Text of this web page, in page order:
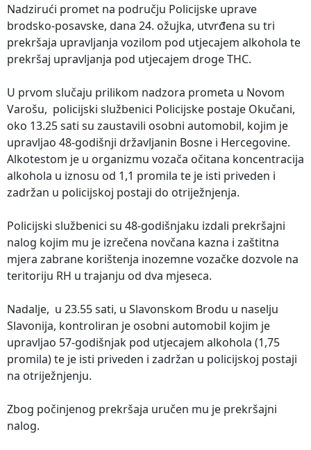
Nadzirući promet na području Policijske uprave
brodsko-posavske, dana 24. ožujka, utvrđena su tri
prekršaja upravljanja vozilom pod utjecajem alkohola te
prekršaj upravljanja pod utjecajem droge THC.
U prvom slučaju prilikom nadzora prometa u Novom
Varošu, policijski službenici Policijske postaje Okučani,
oko 13.25 sati su zaustavili osobni automobil, kojim je
upravljao 48-godišnji državljanin Bosne i Hercegovine.
Alkotestom je u organizmu vozača očitana koncentracija
alkohola u iznosu od 1,1 promila te je isti priveden i
zadržan u policijskoj postaji do otriježnjenja.
Policijski službenici su 48-godišnjaku izdali prekršajni
nalog kojim mu je izrečena novčana kazna i zaštitna
mjera zabrane korištenja inozemne vozačke dozvole na
teritoriju RH u trajanju od dva mjeseca.
Nadalje, u 23.55 sati, u Slavonskom Brodu u naselju
Slavonija, kontroliran je osobni automobil kojim je
upravljao 57-godišnjak pod utjecajem alkohola (1,75
promila) te je isti priveden i zadržan u policijskoj postaji
na otriježnjenju.
Zbog počinjenog prekršaja uručen mu je prekršajni
nalog.